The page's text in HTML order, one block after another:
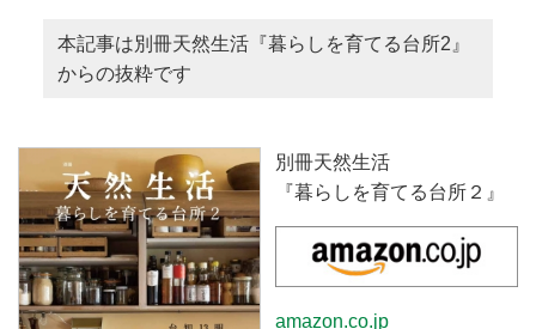
本記事は別冊天然生活『暮らしを育てる台所2』
からの抜粋です
別冊天然生活
『暮らしを育てる台所２』
amazon.co.jp